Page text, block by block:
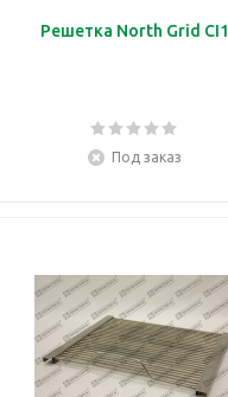
Решетка North Grid CI1
Под заказ